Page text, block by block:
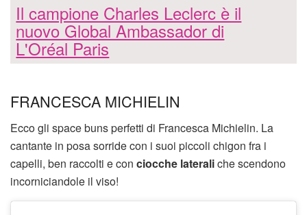
Il campione Charles Leclerc è il
nuovo Global Ambassador di
L'Oréal Paris
FRANCESCA MICHIELIN
Ecco gli space buns perfetti di Francesca Michielin. La
cantante in posa sorride con i suoi piccoli chigon fra i
capelli, ben raccolti e con ciocche lateraliche scendono
incorniciandole il viso!